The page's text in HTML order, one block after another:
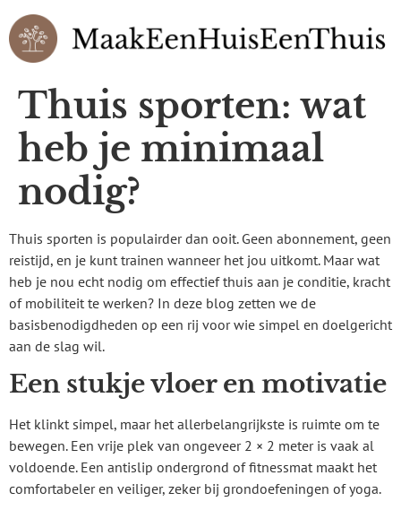
Thuis sporten: wat
heb je minimaal
nodig?
Thuis sporten is populairder dan ooit. Geen abonnement, geen
reistijd, en je kunt trainen wanneer het jou uitkomt. Maar wat
heb je nou echt nodig om effectief thuis aan je conditie, kracht
of mobiliteit te werken? In deze blog zetten we de
basisbenodigdheden op een rij voor wie simpel en doelgericht
aan de slag wil.
Een stukje vloer en motivatie
Het klinkt simpel, maar het allerbelangrijkste is ruimte om te
bewegen. Een vrije plek van ongeveer 2 × 2 meter is vaak al
voldoende. Een antislip ondergrond of fitnessmat maakt het
comfortabeler en veiliger, zeker bij grondoefeningen of yoga.